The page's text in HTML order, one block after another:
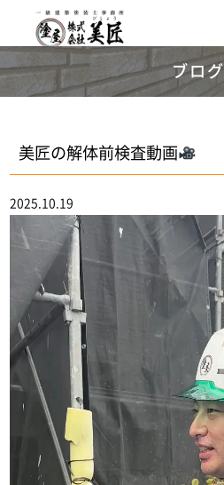
ブログ
美匠の解体前検査動画
2025.10.19
動
ヤ
ー